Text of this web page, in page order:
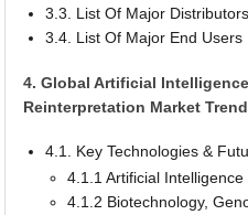
3.3. List Of Major
3.4. List Of Major End Users
4. Global Artificial
Reinterpretation Market
4.1. Key Technologies &
4.1.1 Artificial
4.1.2 Biotechnology,